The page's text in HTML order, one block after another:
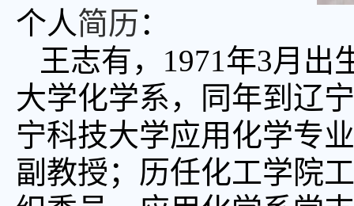
个人简历：
王志有，1971年3月出
大学化学系，同年到辽
宁科技大学应用化学专
副教授；历任化工学院